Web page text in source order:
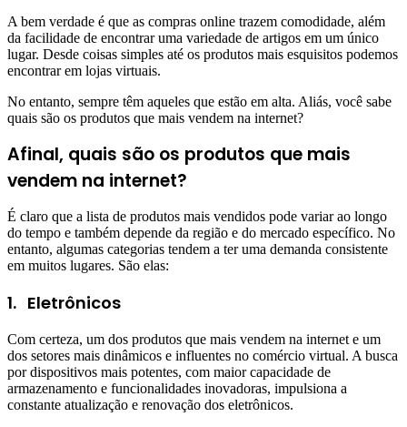
A bem verdade é que as compras online trazem comodidade, além
da facilidade de encontrar uma variedade de artigos em um único
lugar. Desde coisas simples até os produtos mais esquisitos podemos
encontrar em lojas virtuais.
No entanto, sempre têm aqueles que estão em alta. Aliás, você sabe
quais são os produtos que mais vendem na internet?
Afinal, quais são os produtos que mais
vendem na internet?
É claro que a lista de produtos mais vendidos pode variar ao longo
do tempo e também depende da região e do mercado específico. No
entanto, algumas categorias tendem a ter uma demanda consistente
em muitos lugares. São elas:
1. Eletrônicos
Com certeza, um dos produtos que mais vendem na internet e um
dos setores mais dinâmicos e influentes no comércio virtual. A busca
por dispositivos mais potentes, com maior capacidade de
armazenamento e funcionalidades inovadoras, impulsiona a
constante atualização e renovação dos eletrônicos.